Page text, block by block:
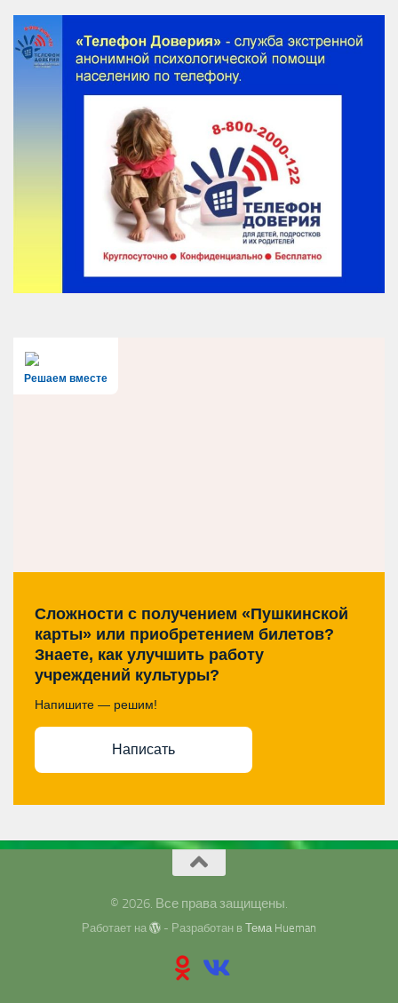
Решаем вместе
Сложности с получением «Пушкинской
карты» или приобретением билетов?
Знаете, как улучшить работу
учреждений культуры?
Напишите — решим!
Написать
© 2026. Все права защищены.
Работает на - Разработан вТема Hueman